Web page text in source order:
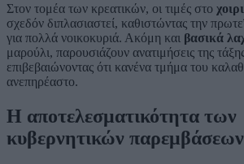
Στον τομέα των κρεατικών, οι τιμές στο
σχεδόν διπλασιαστεί, καθιστώντας την
για πολλά νοικοκυριά. Ακόμη και βασικά
μαρούλι, παρουσιάζουν ανατιμήσεις της
επιβεβαιώνοντας ότι κανένα τμήμα του
ανεπηρέαστο.
Η αποτελεσματικότητα των
κυβερνητικών παρεμβάσεων